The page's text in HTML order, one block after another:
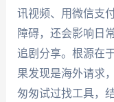
讯视频、用微信支
障碍，还会影响日
追剧分享。根源在
果发现是海外请求
匆匆试过找工具，